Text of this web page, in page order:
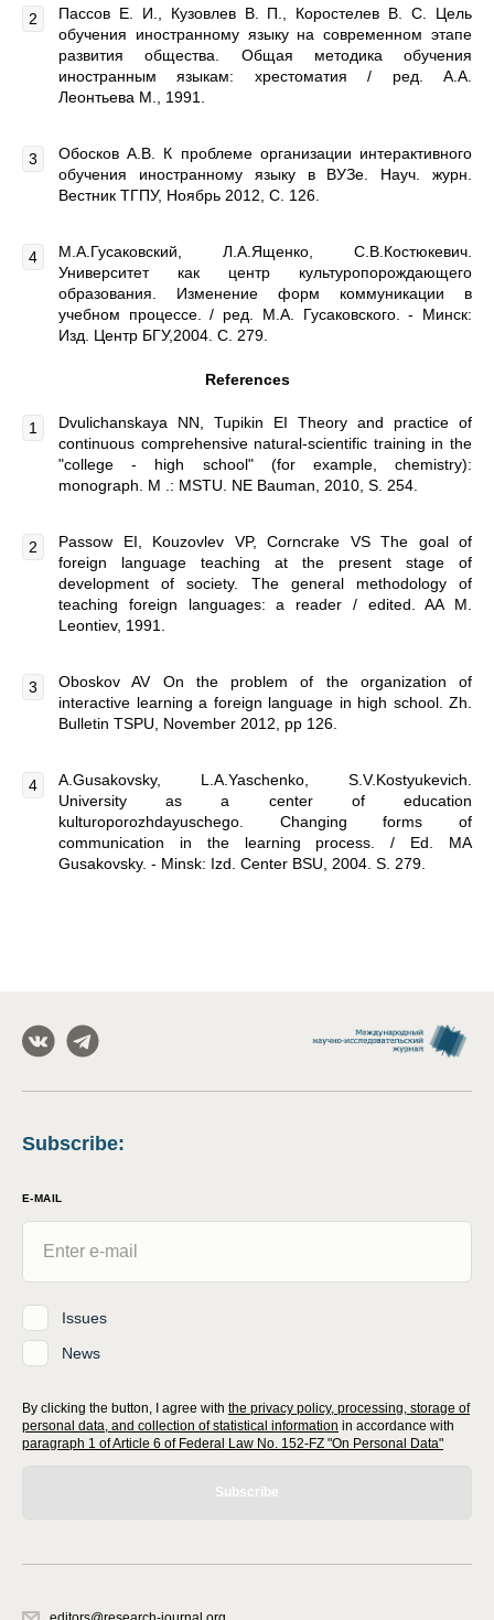
Пассов Е. И., Кузовлев В. П., Коростелев В. С. Цель
обучения иностранному языку на современном этапе
развития общества. Общая методика обучения
иностранным языкам: хрестоматия / ред. А.А.
Леонтьева М., 1991.
Обосков А.В. К проблеме организации интерактивного
обучения иностранному языку в ВУЗе. Науч. журн.
Вестник ТГПУ, Ноябрь 2012, С. 126.
М.А.Гусаковский, Л.А.Ященко, С.В.Костюкевич.
Университет как центр культуропорождающего
образования. Изменение форм коммуникации в
учебном процессе. / ред. М.А. Гусаковского. - Минск:
Изд. Центр БГУ,2004. С. 279.
References
Dvulichanskaya NN, Tupikin EI Theory and practice of
continuous comprehensive natural-scientific training in the
"college - high school" (for example, chemistry):
monograph. M .: MSTU. NE Bauman, 2010, S. 254.
Passow EI, Kouzovlev VP, Corncrake VS The goal of
foreign language teaching at the present stage of
development of society. The general methodology of
teaching foreign languages: a reader / edited. AA M.
Leontiev, 1991.
Oboskov AV On the problem of the organization of
interactive learning a foreign language in high school. Zh.
Bulletin TSPU, November 2012, pp 126.
A.Gusakovsky, L.A.Yaschenko, S.V.Kostyukevich.
University as a center of education
kulturoporozhdayuschego. Changing forms of
communication in the learning process. / Ed. MA
Gusakovsky. - Minsk: Izd. Center BSU, 2004. S. 279.
Subscribe:
E-MAIL
Issues
News
By clicking the button, I agree with the privacy policy, processing, storage of
personal data, and collection of statistical information in accordance with
paragraph 1 of Article 6 of Federal Law No. 152-FZ "On Personal Data"
Subscribe